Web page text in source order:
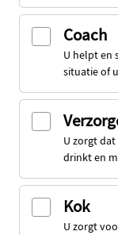
Coach
U helpt en
situatie of
U zorgt
drinkt en
Kok
U zorgt